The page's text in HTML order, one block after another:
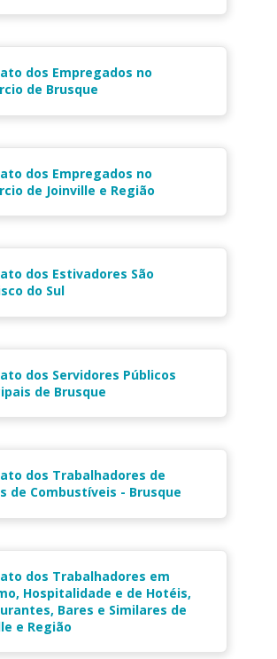
dos Empregados no
de Brusque
dos Empregados no
de Joinville e Região
dos Estivadores São
do Sul
dos Servidores Públicos
de Brusque
dos Trabalhadores de
de Combustíveis - Brusque
dos Trabalhadores em
Hospitalidade e de Hotéis,
Bares e Similares de
e Região